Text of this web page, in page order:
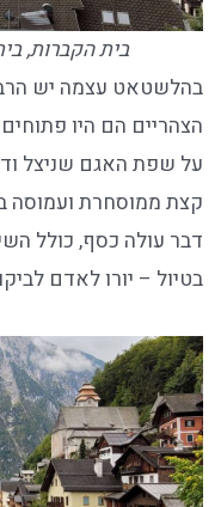
בית הקברות,
בהלשטאט עצמה יש
הצהריים הם היו
על שפת האגם שניצל
קצת ממוסחרת ועמוסה
דבר עולה כסף, כולל
בטיול – יורו לאדם